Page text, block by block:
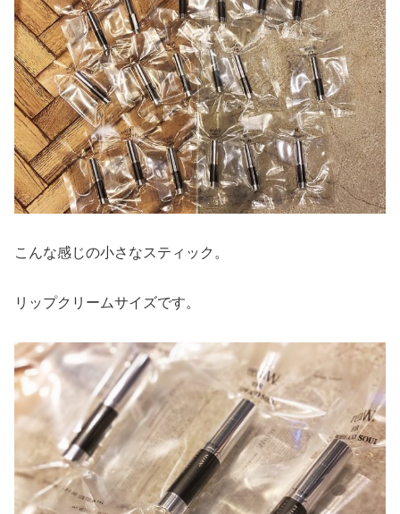
こんな感じの小さなスティック。
リップクリームサイズです。